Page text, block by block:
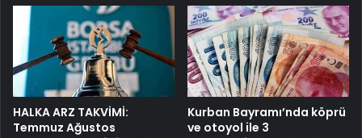
HALKA ARZ TAKVİMİ:
Temmuz Ağustos
Kurban Bayramı’nda köprü
ve otoyol ile 3